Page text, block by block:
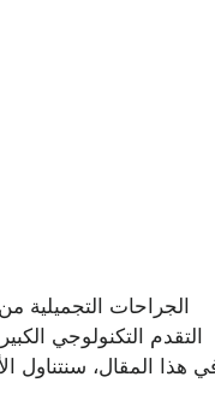
الجراحات التجميلية
التقدم التكنولوجي
هذا المقال، سنتناول